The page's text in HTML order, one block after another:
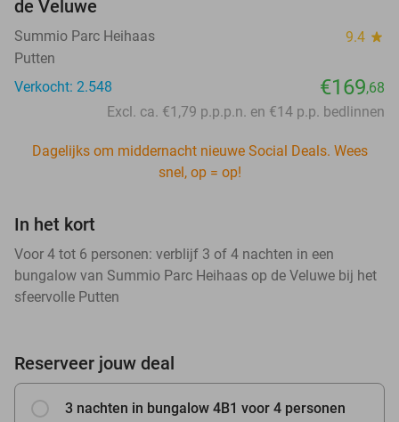
de Veluwe
Summio Parc Heihaas 9.4 star
Putten
Verkocht: 2.548
€169,68
Excl. ca. €1,79 p.p.p.n. en €14 p.p. bedlinnen
Dagelijks om middernacht nieuwe Social Deals. Wees
snel, op = op!
In het kort
Voor 4 tot 6 personen: verblijf 3 of 4 nachten in een
bungalow van Summio Parc Heihaas op de Veluwe bij het
sfeervolle Putten
Reserveer jouw deal
3 nachten in bungalow 4B1 voor 4 personen